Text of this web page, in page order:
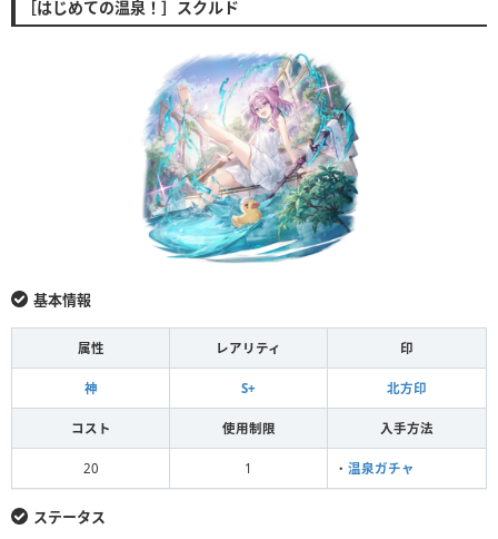
［はじめての温泉！］スクルド
基本情報
属性 レアリティ 印
神 S+ 北方印
コスト 使用制限 入手方法
20 1 ・ 温泉ガチャ
ステータス